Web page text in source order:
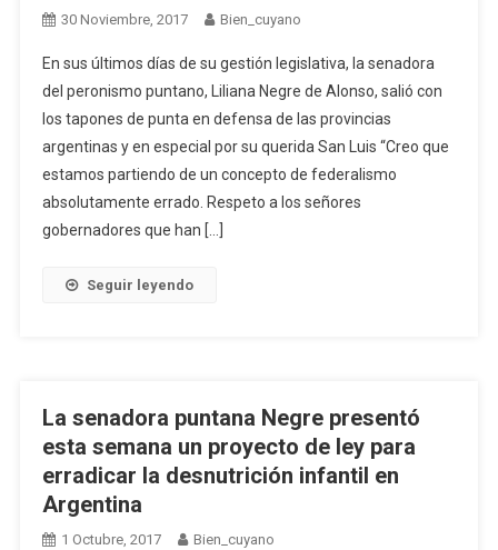
30 Noviembre, 2017 Bien_cuyano
En sus últimos días de su gestión legislativa, la senadora
del peronismo puntano, Liliana Negre de Alonso, salió con
los tapones de punta en defensa de las provincias
argentinas y en especial por su querida San Luis “Creo que
estamos partiendo de un concepto de federalismo
absolutamente errado. Respeto a los señores
gobernadores que han […]
Seguir leyendo
La senadora puntana Negre presentó
esta semana un proyecto de ley para
erradicar la desnutrición infantil en
Argentina
1 Octubre, 2017 Bien_cuyano